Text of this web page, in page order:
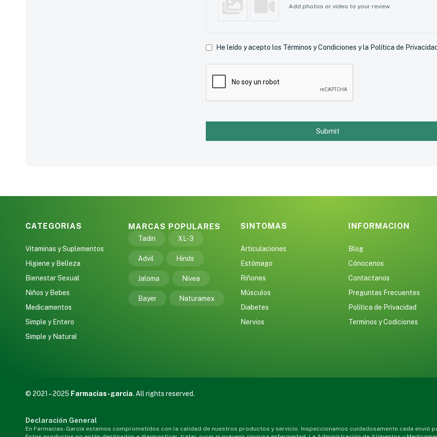
Add photos or video to your review
He leído y acepto los Términos y Condiciones y la Política de
Submit
CATEGORIAS
Vitaminas y Suplementos
Higiene y Belleza
Bienestar Sexual
Niños y Bebes
Medicamentos
Simple y Entero
Simple y Natural
MARCAS POPULARES
Tadin XL-3
Advil Hinds
Jaloma Nivea
Bayer Naturamex
SINTOMAS
Articulaciones
Estómago
Riñones
Músculos
Diabetes
Nervios
INFORMACION
Blog
Cónocenos
Contactanos
Preguntas Frecuentes
Política de Privacidad
Terminos y Codiciones
© 2021 – 2025 Farmacias-garcia. All rights reserved.
Declaración General
En Farmacias-Garcia estamos comprometidos con la calidad de nuestros productos y servicio. Inspeccionamos cuidadosamente cada envió